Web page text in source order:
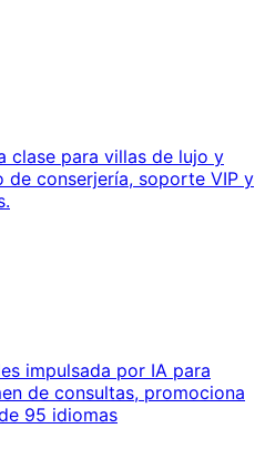
clase para villas de lujo y
de conserjería, soporte VIP y
impulsada por IA para
de consultas, promociona
95 idiomas